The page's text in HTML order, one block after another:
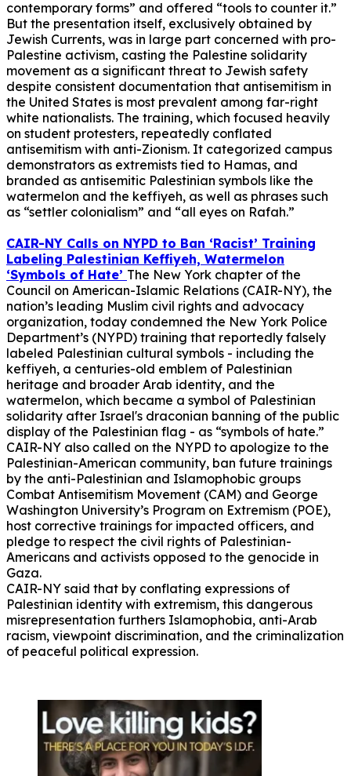
contemporary forms” and offered “tools to counter it.”
But the presentation itself, exclusively obtained by
Jewish Currents, was in large part concerned with pro-
Palestine activism, casting the Palestine solidarity
movement as a significant threat to Jewish safety
despite consistent documentation that antisemitism in
the United States is most prevalent among far-right
white nationalists. The training, which focused heavily
on student protesters, repeatedly conflated
antisemitism with anti-Zionism. It categorized campus
demonstrators as extremists tied to Hamas, and
branded as antisemitic Palestinian symbols like the
watermelon and the keffiyeh, as well as phrases such
as “settler colonialism” and “all eyes on Rafah.”
CAIR-NY Calls on NYPD to Ban ‘Racist’ Training
Labeling Palestinian Keffiyeh, Watermelon
‘Symbols of Hate’ The New York chapter of the
Council on American-Islamic Relations (CAIR-NY), the
nation’s leading Muslim civil rights and advocacy
organization, today condemned the New York Police
Department’s (NYPD) training that reportedly falsely
labeled Palestinian cultural symbols - including the
keffiyeh, a centuries-old emblem of Palestinian
heritage and broader Arab identity, and the
watermelon, which became a symbol of Palestinian
solidarity after Israel's draconian banning of the public
display of the Palestinian flag - as “symbols of hate.”
CAIR-NY also called on the NYPD to apologize to the
Palestinian-American community, ban future trainings
by the anti-Palestinian and Islamophobic groups
Combat Antisemitism Movement (CAM) and George
Washington University’s Program on Extremism (POE),
host corrective trainings for impacted officers, and
pledge to respect the civil rights of Palestinian-
Americans and activists opposed to the genocide in
Gaza.
CAIR-NY said that by conflating expressions of
Palestinian identity with extremism, this dangerous
misrepresentation furthers Islamophobia, anti-Arab
racism, viewpoint discrimination, and the criminalization
of peaceful political expression.